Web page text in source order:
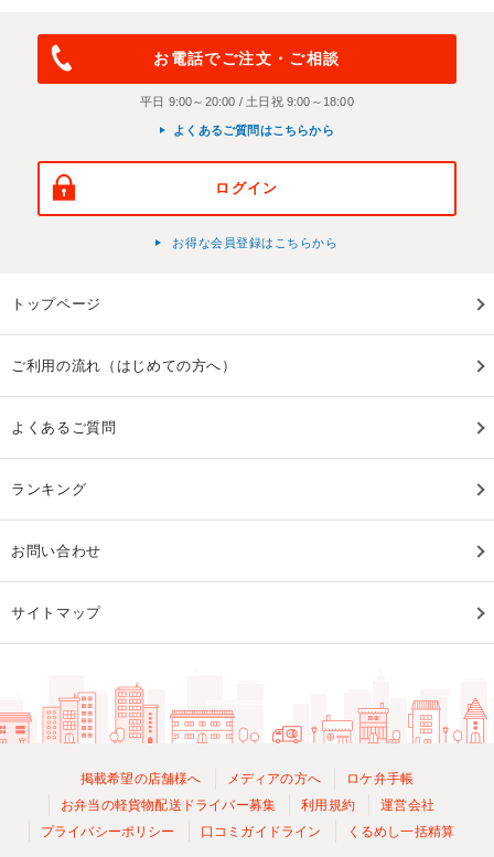
お電話でご注文・ご相談
平日 9:00～20:00 / 土日祝 9:00～18:00
よくあるご質問はこちらから
ログイン
お得な会員登録はこちらから
トップページ
ご利用の流れ（はじめての方へ）
よくあるご質問
ランキング
お問い合わせ
サイトマップ
掲載希望の店舗様へ メディアの方へ
ロケ弁手帳
お弁当の軽貨物配送ドライバー募集
利用規約
運営会社
プライバシーポリシー
口コミガイドライン くるめし一括精算